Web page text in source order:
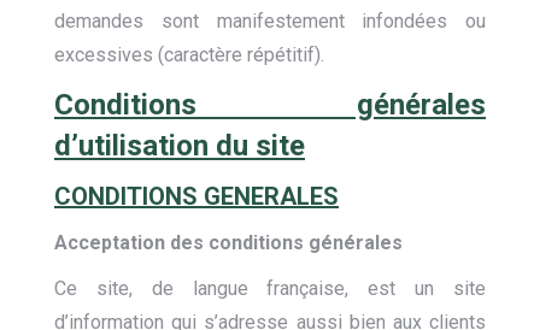
demandes sont manifestement infondées ou
excessives (caractère répétitif).
Conditions générales
d’utilisation du site
CONDITIONS GENERALES
Acceptation des conditions générales
Ce site, de langue française, est un site
d’information qui s’adresse aussi bien aux clients